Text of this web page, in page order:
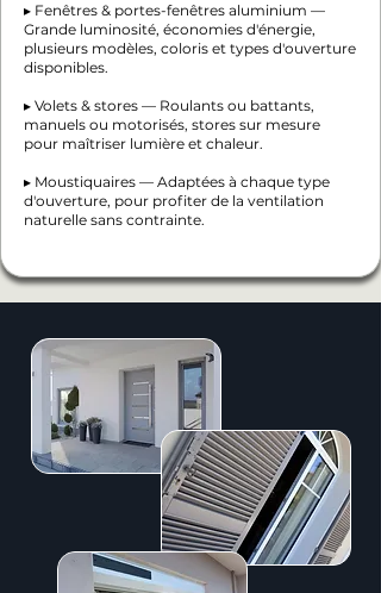
▸ Fenêtres & portes-fenêtres aluminium —
Grande luminosité, économies d'énergie,
plusieurs modèles, coloris et types d'ouverture
disponibles.
▸ Volets & stores — Roulants ou battants,
manuels ou motorisés, stores sur mesure
pour maîtriser lumière et chaleur.
▸ Moustiquaires — Adaptées à chaque type
d'ouverture, pour profiter de la ventilation
naturelle sans contrainte.